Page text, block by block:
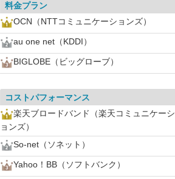
料金プラン
OCN（NTTコミュニケーションズ）
au one net（KDDI）
BIGLOBE（ビッグローブ）
コストパフォーマンス
楽天ブロードバンド（楽天コミュニケーシ
ョンズ）
So-net（ソネット）
Yahoo！BB（ソフトバンク）